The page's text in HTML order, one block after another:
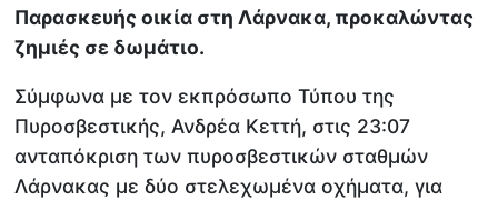
Παρασκευής οικία στη Λάρνακα, προκαλώντας
ζημιές σε δωμάτιο.
Σύμφωνα με τον εκπρόσωπο Τύπου της
Πυροσβεστικής, Ανδρέα Κεττή, στις 23:07
ανταπόκριση των πυροσβεστικών σταθμών
Λάρνακας με δύο στελεχωμένα οχήματα, για